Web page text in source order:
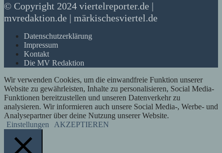
© Copyright 2024 viertelreporter.de |
mvredaktion.de | märkischesviertel.de
Datenschutzerklärung
Impressum
Kontakt
Die MV Redaktion
Wir verwenden Cookies, um die einwandfreie Funktion unserer
Website zu gewährleisten, Inhalte zu personalisieren, Social Media-
Funktionen bereitzustellen und unseren Datenverkehr zu
analysieren. Wir informieren auch unsere Social Media-, Werbe- und
Analysepartner über deine Nutzung unserer Website.
Einstellungen
AKZEPTIEREN